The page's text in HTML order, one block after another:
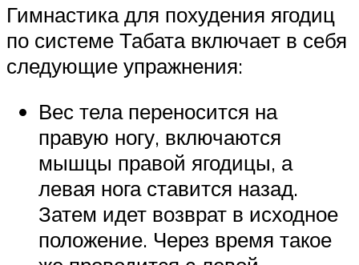
Гимнастика для похудения ягодиц
по системе Табата включает в себя
следующие упражнения:
Вес тела переносится на
правую ногу, включаются
мышцы правой ягодицы, а
левая нога ставится назад.
Затем идет возврат в исходное
положение. Через время такое